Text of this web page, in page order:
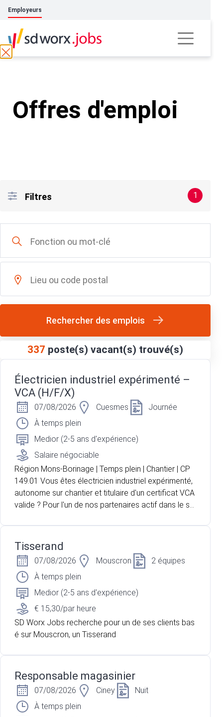
Employeurs
Offres d'emploi
Filtres 1
Rechercher des emplois
337 poste(s) vacant(s) trouvé(s)
Électricien industriel expérimenté –
VCA (H/F/X)
07/08/2026 Cuesmes
Journée
À temps plein
Medior (2-5 ans d'expérience)
Salaire négociable
Région Mons-Borinage | Temps plein | Chantier | CP
149.01 Vous êtes électricien industriel expérimenté,
autonome sur chantier et titulaire d'un certificat VCA
valide ? Pour l'un de nos partenaires actif dans le se
n industriel pour intervenir au sein d'un bâtiment actu
ellement en construction. Vous travaillerez de maniè
re autonome sur base de plans électriques et serez
accompagné d'un aide-électricien pour la réalisation
des différentes installations.
Tisserand
07/08/2026 Mouscron
2 équipes
À temps plein
Medior (2-5 ans d'expérience)
€ 15,30/par heure
SD Worx Jobs recherche pour un de ses clients bas
é sur Mouscron, un Tisserand
Responsable magasinier
07/08/2026 Ciney
Nuit
À temps plein